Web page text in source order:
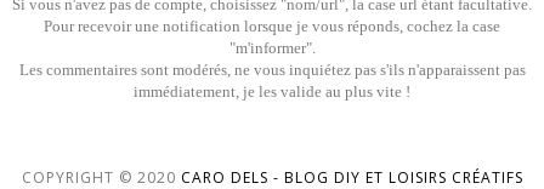
Si vous n'avez pas de compte, choisissez "nom/url", la case url étant facultative.
Pour recevoir une notification lorsque je vous réponds, cochez la case
"m'informer".
Les commentaires sont modérés, ne vous inquiétez pas s'ils n'apparaissent pas
immédiatement, je les valide au plus vite !
COPYRIGHT © 2020 CARO DELS - BLOG DIY ET LOISIRS CRÉATIFS